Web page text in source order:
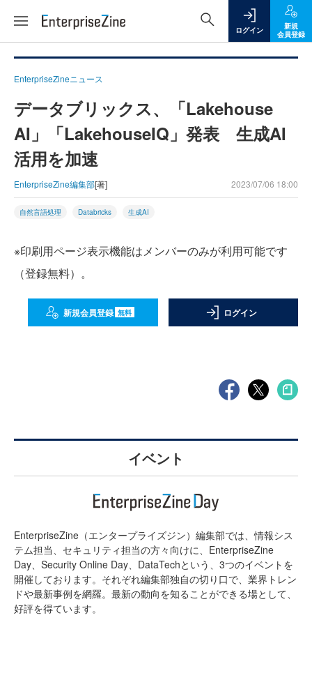
ログイン
新規
会員登録
EnterpriseZineニュース
データブリックス、「Lakehouse
AI」「LakehouseIQ」発表 生成AI
活用を加速
EnterpriseZine編集部[著] 2023/07/06 18:00
自然言語処理 Databricks 生成AI
※印刷用ページ表示機能はメンバーのみが利用可能です
（登録無料）。
新規会員登録 無料 ログイン
イベント
EnterpriseZine（エンタープライズジン）編集部では、情報シス
テム担当、セキュリティ担当の方々向けに、EnterpriseZine
Day、Security Online Day、DataTechという、3つのイベントを
開催しております。それぞれ編集部独自の切り口で、業界トレン
ドや最新事例を網羅。最新の動向を知ることができる場として、
好評を得ています。